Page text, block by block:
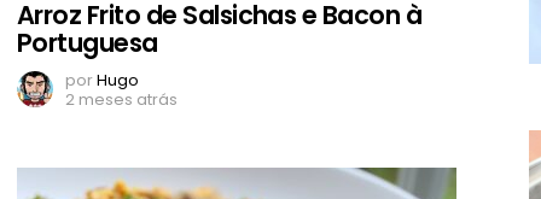
Arroz Frito de Salsichas e Bacon à
Portuguesa
porHugo
2 meses atrás